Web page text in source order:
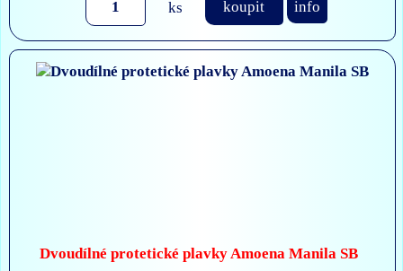
ks koupit info
Dvoudílné protetické plavky Amoena Manila SB